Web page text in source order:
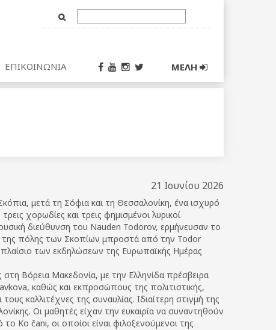
Input
ΕΠΙΚΟΙΝΩΝΙΑ ΜΕΛΗ
21 Ιουνίου 2026
μετά τη Σόφια και τη Θεσσαλονίκη, ένα ισχυρό
χορωδίες και τρεις φημισμένοι λυρικοί
διεύθυνση του Nauden Todorov, ερμήνευσαν το
της πόλης των Σκοπίων μπροστά από την Todor
των εκδηλώσεων της Ευρωπαϊκής Ημέρας
Βόρεια Μακεδονία, με την Ελληνίδα πρέσβειρα
καθώς και εκπροσώπους της πολιτιστικής,
καλλιτέχνες της συναυλίας. Ιδιαίτερη στιγμή της
Οι μαθητές είχαν την ευκαιρία να συναντηθούν
Ko čani, οι οποίοι είναι φιλοξενούμενοι της